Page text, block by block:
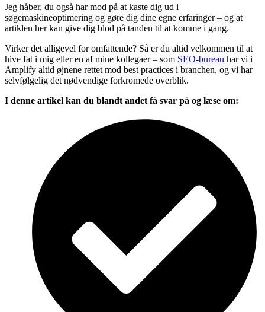
Jeg håber, du også har mod på at kaste dig ud i
søgemaskineoptimering og gøre dig dine egne erfaringer – og at
artiklen her kan give dig blod på tanden til at komme i gang.
Virker det alligevel for omfattende? Så er du altid velkommen til at
hive fat i mig eller en af mine kollegaer – som SEO-bureau har vi i
Amplify altid øjnene rettet mod best practices i branchen, og vi har
selvfølgelig det nødvendige forkromede overblik.
I denne artikel kan du blandt andet få svar på og læse om: